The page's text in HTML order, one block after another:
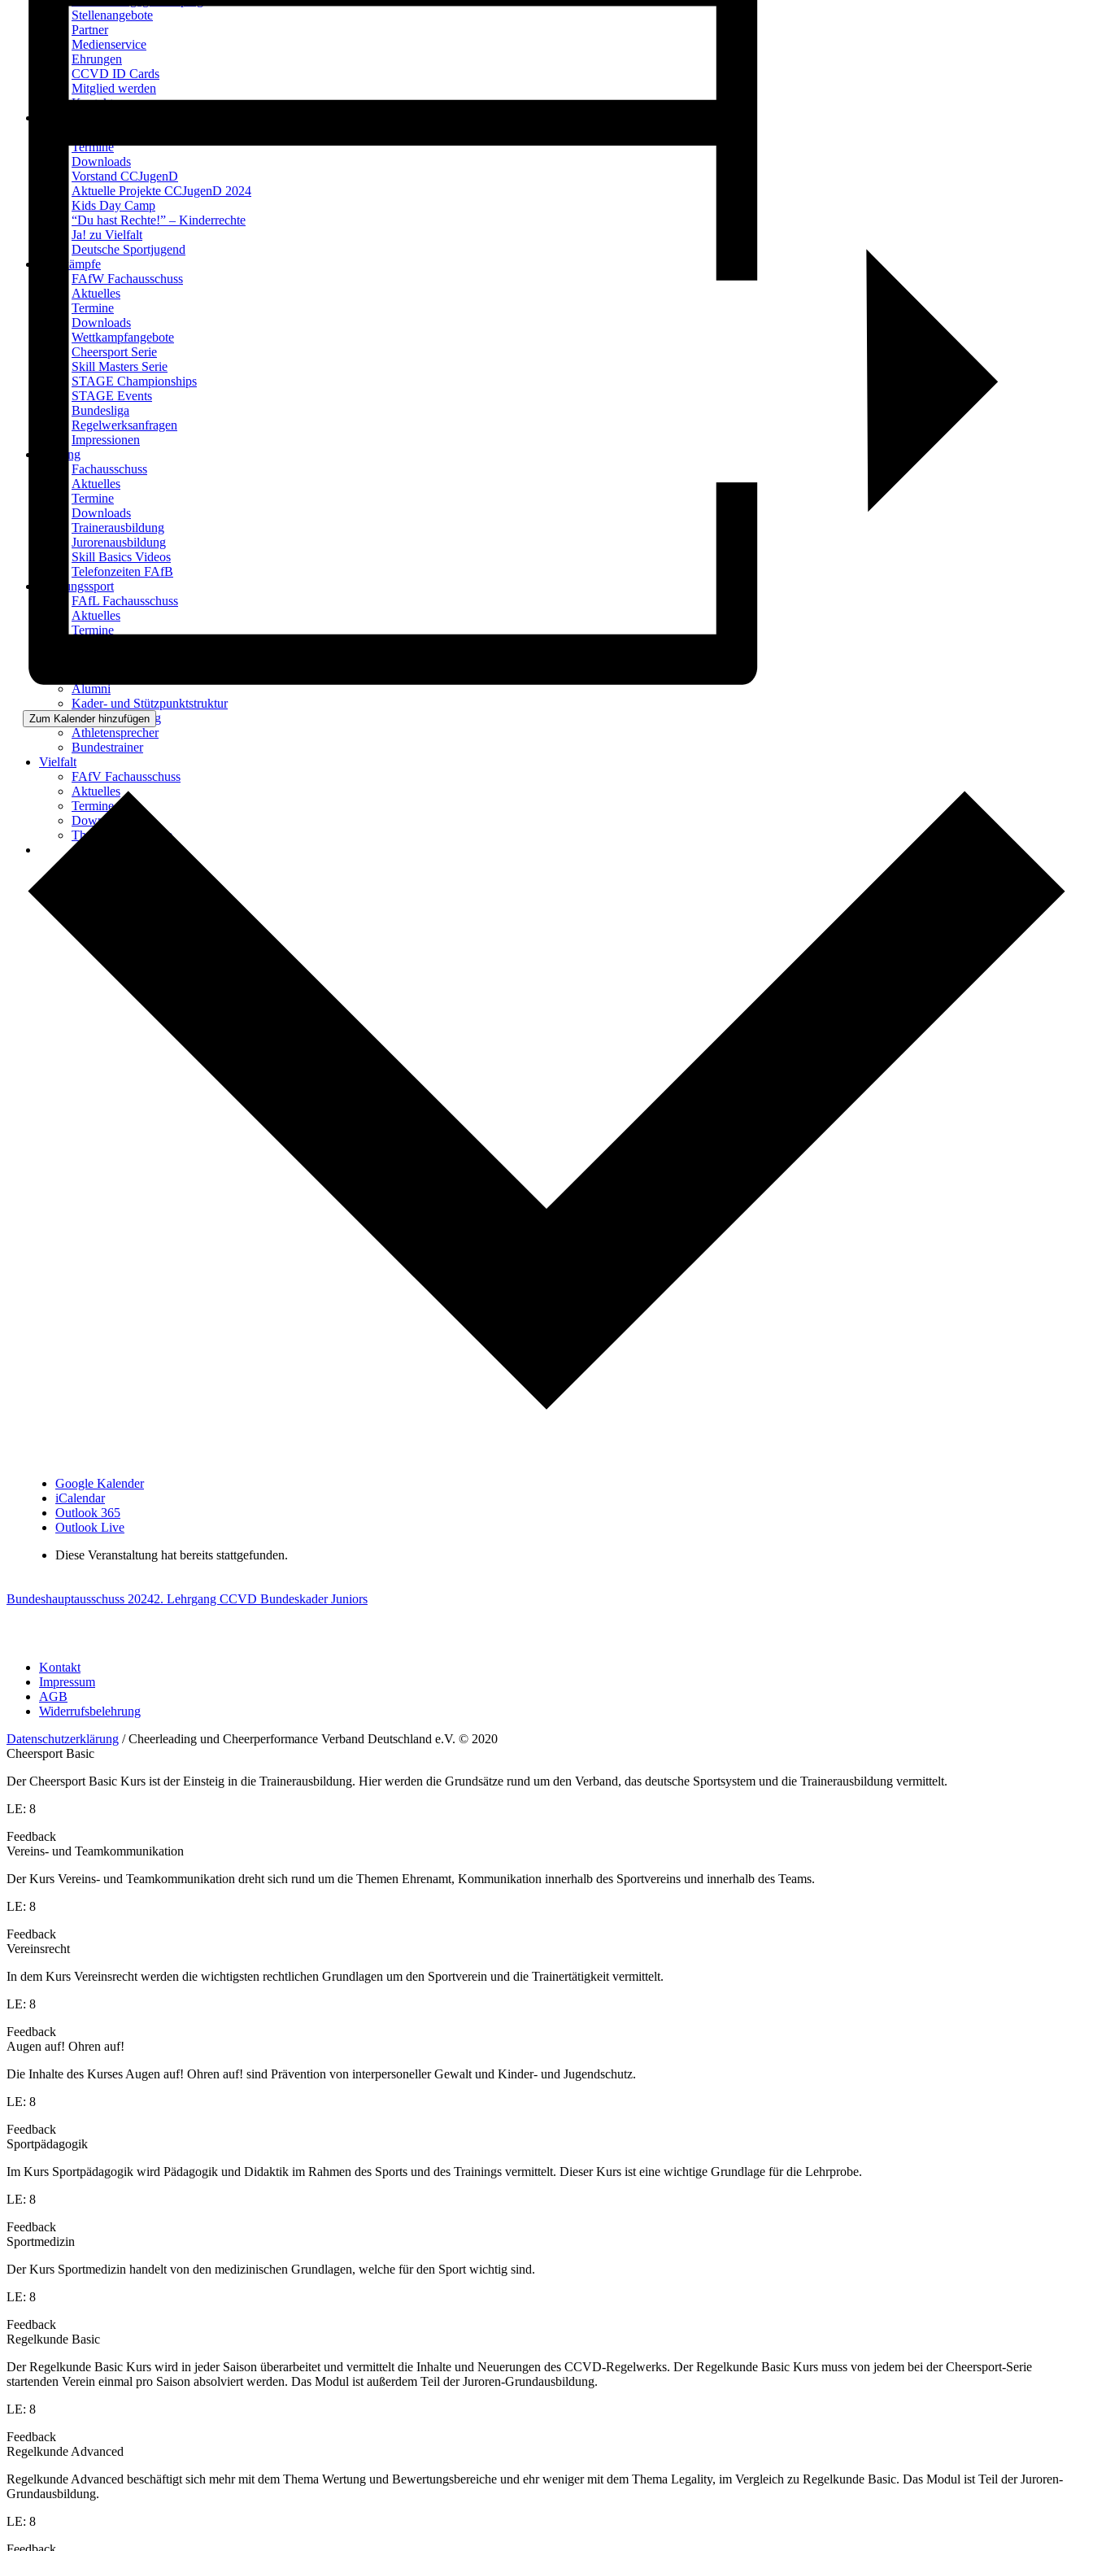
Stellenangebote
Partner
Medienservice
Ehrungen
CCVD ID Cards
Mitglied werden
Kontakt
Termine
Downloads
Vorstand CCJugenD
Aktuelle Projekte CCJugenD 2024
Kids Day Camp
“Du hast Rechte!” – Kinderrechte
Ja! zu Vielfalt
Deutsche Sportjugend
Wettkämpfe
FAfW Fachausschuss
Aktuelles
Termine
Downloads
Wettkampfangebote
Cheersport Serie
Skill Masters Serie
STAGE Championships
STAGE Events
Bundesliga
Regelwerksanfragen
Impressionen
Bildung
Fachausschuss
Aktuelles
Termine
Downloads
Trainerausbildung
Jurorenausbildung
Skill Basics Videos
Telefonzeiten FAfB
Leistungssport
FAfL Fachausschuss
Aktuelles
Termine
Alumni
Kader- und Stützpunktstruktur
Kaderbewerbung
Athletensprecher
Bundestrainer
Vielfalt
FAfV Fachausschuss
Aktuelles
Termine
Downloads
Themen & Projekte
Zum Kalender hinzufügen
Google Kalender
iCalendar
Outlook 365
Outlook Live
Diese Veranstaltung hat bereits stattgefunden.
Bundeshauptausschuss 20242. Lehrgang CCVD Bundeskader Juniors
Kontakt
Impressum
AGB
Widerrufsbelehrung
Datenschutzerklärung / Cheerleading und Cheerperformance Verband Deutschland e.V. © 2020
Cheersport Basic
Der Cheersport Basic Kurs ist der Einsteig in die Trainerausbildung. Hier werden die Grundsätze rund um den Verband, das deutsche Sportsystem und die Trainerausbildung vermittelt.
LE: 8
Feedback
Vereins- und Teamkommunikation
Der Kurs Vereins- und Teamkommunikation dreht sich rund um die Themen Ehrenamt, Kommunikation innerhalb des Sportvereins und innerhalb des Teams.
LE: 8
Feedback
Vereinsrecht
In dem Kurs Vereinsrecht werden die wichtigsten rechtlichen Grundlagen um den Sportverein und die Trainertätigkeit vermittelt.
LE: 8
Feedback
Augen auf! Ohren auf!
Die Inhalte des Kurses Augen auf! Ohren auf! sind Prävention von interpersoneller Gewalt und Kinder- und Jugendschutz.
LE: 8
Feedback
Sportpädagogik
Im Kurs Sportpädagogik wird Pädagogik und Didaktik im Rahmen des Sports und des Trainings vermittelt. Dieser Kurs ist eine wichtige Grundlage für die Lehrprobe.
LE: 8
Feedback
Sportmedizin
Der Kurs Sportmedizin handelt von den medizinischen Grundlagen, welche für den Sport wichtig sind.
LE: 8
Feedback
Regelkunde Basic
Der Regelkunde Basic Kurs wird in jeder Saison überarbeitet und vermittelt die Inhalte und Neuerungen des CCVD-Regelwerks. Der Regelkunde Basic Kurs muss von jedem bei der Cheersport-Serie
startenden Verein einmal pro Saison absolviert werden. Das Modul ist außerdem Teil der Juroren-Grundausbildung.
LE: 8
Feedback
Regelkunde Advanced
Regelkunde Advanced beschäftigt sich mehr mit dem Thema Wertung und Bewertungsbereiche und ehr weniger mit dem Thema Legality, im Vergleich zu Regelkunde Basic. Das Modul ist Teil der Juroren-
Grundausbildung.
LE: 8